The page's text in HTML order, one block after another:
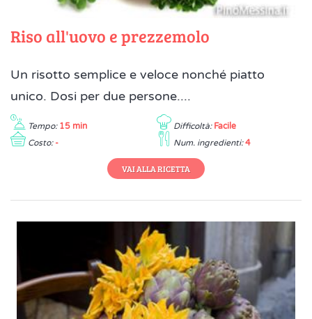
Riso all'uovo e prezzemolo
Un risotto semplice e veloce nonché piatto
unico. Dosi per due persone....
Tempo: 15 min Difficoltà: Facile
Costo: - Num. ingredienti: 4
VAI ALLA RICETTA